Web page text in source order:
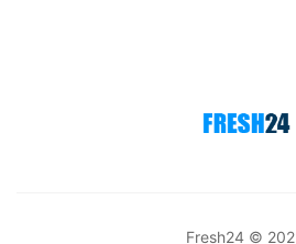
Fresh24 ©